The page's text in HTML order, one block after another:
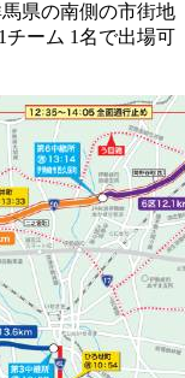
県の南側の市街地
チーム 1名で出場可